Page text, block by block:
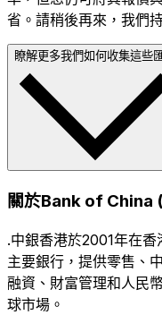
省。請稍後再來，我們
瞭解更多我們如何收集這些
關於Bank of China
.中銀香港於2001年在
主要銀行，提供零售、
融資、財富管理和人民
球市場。